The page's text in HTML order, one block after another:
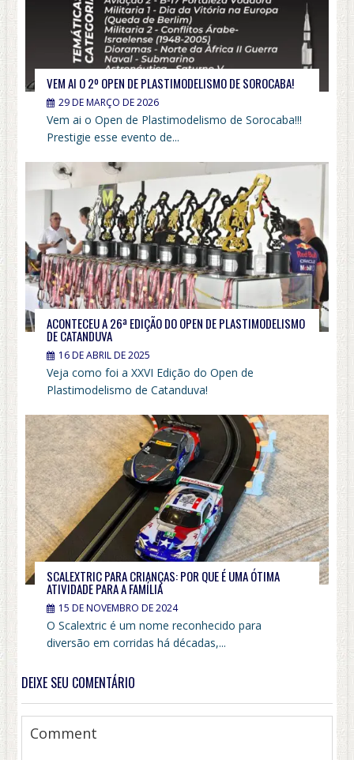
VEM AI O 2º OPEN DE PLASTIMODELISMO DE SOROCABA!
29 DE MARÇO DE 2026
Vem ai o Open de Plastimodelismo de Sorocaba!!!
Prestigie esse evento de...
ACONTECEU A 26ª EDIÇÃO DO OPEN DE PLASTIMODELISMO
DE CATANDUVA
16 DE ABRIL DE 2025
Veja como foi a XXVI Edição do Open de
Plastimodelismo de Catanduva!
SCALEXTRIC PARA CRIANÇAS: POR QUE É UMA ÓTIMA
ATIVIDADE PARA A FAMÍLIA
15 DE NOVEMBRO DE 2024
O Scalextric é um nome reconhecido para
diversão em corridas há décadas,...
DEIXE SEU COMENTÁRIO